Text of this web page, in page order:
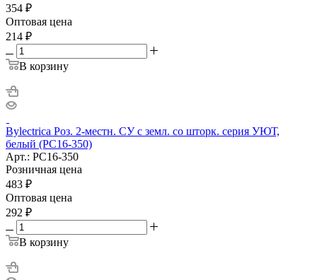
354 ₽
Оптовая цена
214 ₽
В корзину
Bylectrica Роз. 2-местн. СУ с земл. со шторк. серия УЮТ,
белый (РС16-350)
Арт.: РС16-350
Розничная цена
483 ₽
Оптовая цена
292 ₽
В корзину